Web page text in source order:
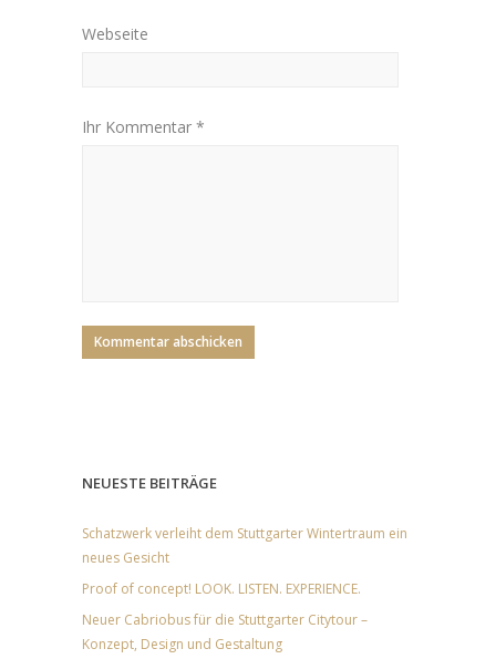
Webseite
Ihr Kommentar *
NEUESTE BEITRÄGE
Schatzwerk verleiht dem Stuttgarter Wintertraum ein
neues Gesicht
Proof of concept! LOOK. LISTEN. EXPERIENCE.
Neuer Cabriobus für die Stuttgarter Citytour –
Konzept, Design und Gestaltung